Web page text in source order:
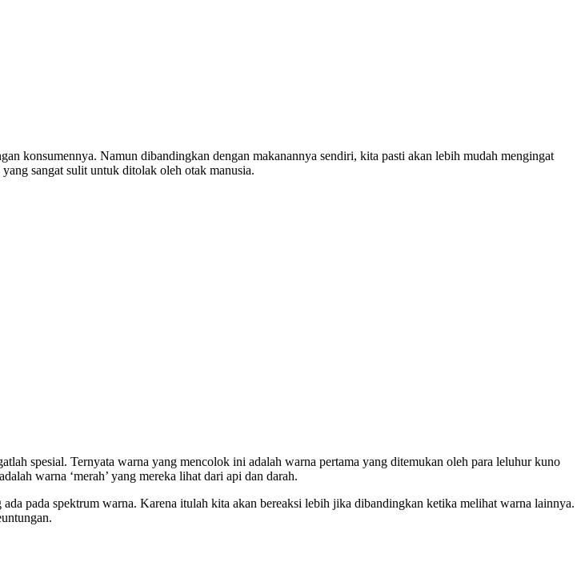
konsumennya. Namun dibandingkan dengan makanannya sendiri, kita pasti akan lebih mudah mengingat
sangat sulit untuk ditolak oleh otak manusia.
spesial. Ternyata warna yang mencolok ini adalah warna pertama yang ditemukan oleh para leluhur kuno
warna ‘merah’ yang mereka lihat dari api dan darah.
pada spektrum warna. Karena itulah kita akan bereaksi lebih jika dibandingkan ketika melihat warna lainnya.